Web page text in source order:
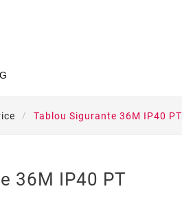
Tablou Sigurante 36M IP40 PT
36M IP40 PT